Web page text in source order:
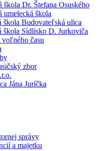
škola Dr. Štefana Osuského
umelecká škola
škola Budovateľská ulica
škola Sídlisko D. Jurkoviča
voľného času
zbor
Jána Juríčka
správy
a majetku